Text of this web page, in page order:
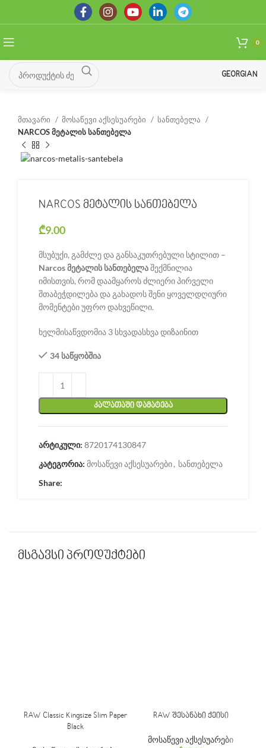
0
GEORGIAN
მთავარი მოსაწევი აქსესუარები
სანთებელა
NARCOS მეტალის სანთებელა
NARCOS მეტალის სანთებელა
₾9.00
მსუბუქი, გამძლე და განსაკუთრებული სტილით –
Narcos მეტალის სანთებელაშექმნილია
იმისთვის, რომ დაამყაროს ძლიერი პირველი
შთაბეჭდილება და გახადოს შენი ყოველდღიური
მომენტები უფრო დახვეწილი.
ხელმისაწვდომია 3 სხვადასხვა დიზაინით
34 საწყობშია
ᲙᲐᲚᲐᲗᲐᲨᲘ ᲓᲐᲛᲐᲢᲔᲑᲐ
არტიკული: 8720174130847
კატეგორია: მოსაწევი აქსესუარები, სანთებელა
Share:
მსგავსი პროდუქტები
RAW Classic Kingsize Slim Paper
Black
RAW შესანახი ქეისი
მოსაწევი აქსესუარები